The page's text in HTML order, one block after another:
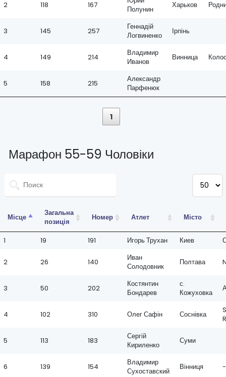
2 118 167
Полунин
Харьков
3 145 257
Геннадій
Логвиненко
Ірпінь
4 149 214
Владимир
Иванов
Винница
5 158 215
Александр
Парфенюк
1
Марафон 55-59 Чоловіки
Місце
Загальна
позиція
Номер Атлет Місто
1 19 191 Игорь Трухан Киев
2 26 140
Иван
Солодовник
Полтава
3 50 202
Костянтин
Бондарев
с.
Кожуховка
4 102 310 Олег Сафін Соснівка
5 113 183
Сергій
Кириленко
Суми
6 139 154
Владимир
Сухоставский
Вінниця -